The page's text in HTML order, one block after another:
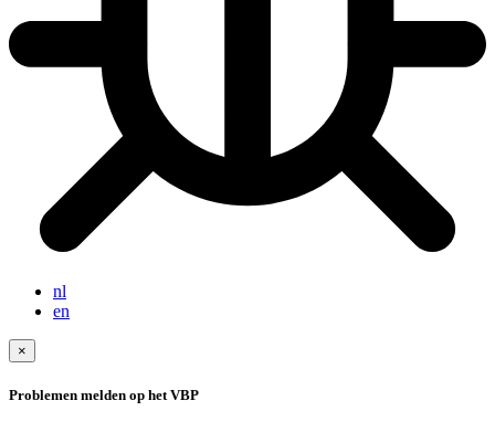
nl
en
×
Problemen melden op het VBP